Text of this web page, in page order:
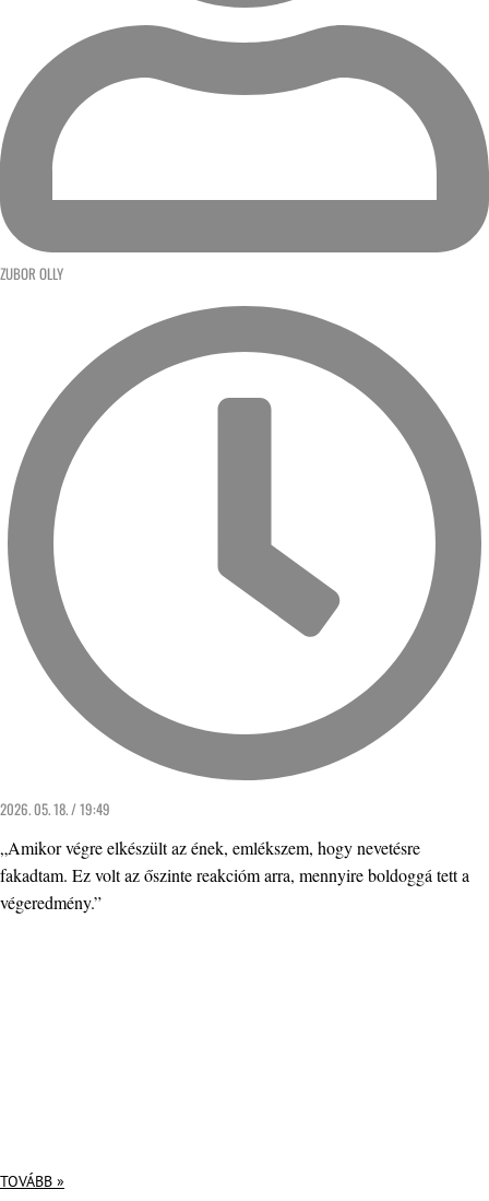
ZUBOR OLLY
2026. 05. 18. / 19:49
„Amikor végre elkészült az ének, emlékszem, hogy nevetésre
fakadtam. Ez volt az őszinte reakcióm arra, mennyire boldoggá tett a
végeredmény.”
TOVÁBB »